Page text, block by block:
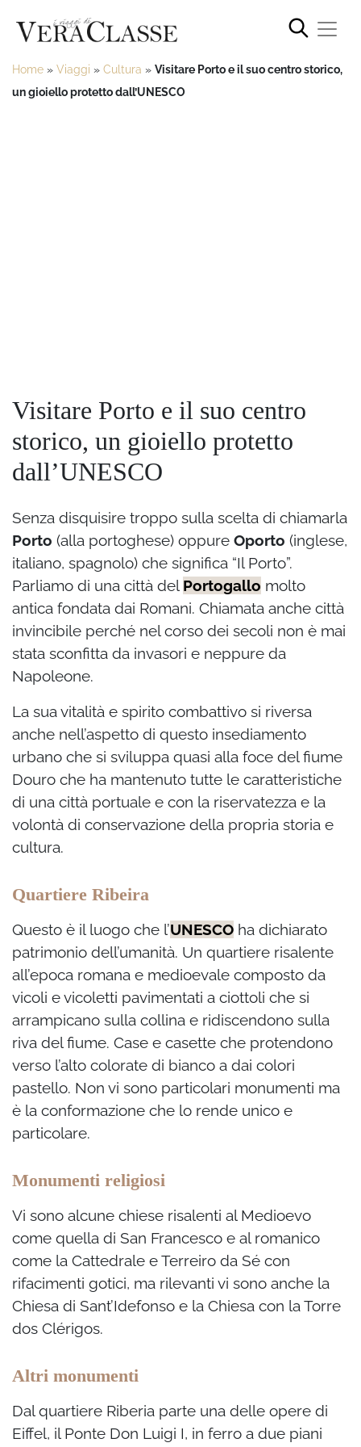
Home » Viaggi » Cultura » Visitare Porto e il suo centro storico,
un gioiello protetto dall’UNESCO
Visitare Porto e il suo centro
storico, un gioiello protetto
dall’UNESCO
Senza disquisire troppo sulla scelta di chiamarla
Porto (alla portoghese) oppure Oporto (inglese,
italiano, spagnolo) che significa “Il Porto”.
Parliamo di una città del Portogallo molto
antica fondata dai Romani. Chiamata anche città
invincibile perché nel corso dei secoli non è mai
stata sconfitta da invasori e neppure da
Napoleone.
La sua vitalità e spirito combattivo si riversa
anche nell’aspetto di questo insediamento
urbano che si sviluppa quasi alla foce del fiume
Douro che ha mantenuto tutte le caratteristiche
di una città portuale e con la riservatezza e la
volontà di conservazione della propria storia e
cultura.
Quartiere Ribeira
Questo è il luogo che l’UNESCO ha dichiarato
patrimonio dell’umanità. Un quartiere risalente
all’epoca romana e medioevale composto da
vicoli e vicoletti pavimentati a ciottoli che si
arrampicano sulla collina e ridiscendono sulla
riva del fiume. Case e casette che protendono
verso l’alto colorate di bianco a dai colori
pastello. Non vi sono particolari monumenti ma
è la conformazione che lo rende unico e
particolare.
Monumenti religiosi
Vi sono alcune chiese risalenti al Medioevo
come quella di San Francesco e al romanico
come la Cattedrale e Terreiro da Sé con
rifacimenti gotici, ma rilevanti vi sono anche la
Chiesa di Sant’Idefonso e la Chiesa con la Torre
dos Clérigos.
Altri monumenti
Dal quartiere Riberia parte una delle opere di
Eiffel, il Ponte Don Luigi I, in ferro a due piani